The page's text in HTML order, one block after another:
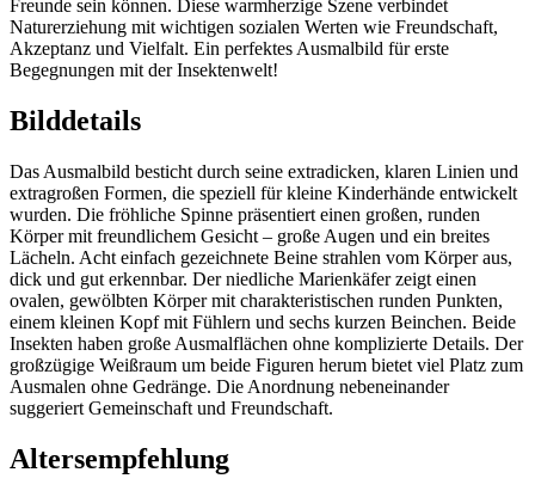
Freunde sein können. Diese warmherzige Szene verbindet
Naturerziehung mit wichtigen sozialen Werten wie Freundschaft,
Akzeptanz und Vielfalt. Ein perfektes Ausmalbild für erste
Begegnungen mit der Insektenwelt!
Bilddetails
Das Ausmalbild besticht durch seine extradicken, klaren Linien und
extragroßen Formen, die speziell für kleine Kinderhände entwickelt
wurden. Die fröhliche Spinne präsentiert einen großen, runden
Körper mit freundlichem Gesicht – große Augen und ein breites
Lächeln. Acht einfach gezeichnete Beine strahlen vom Körper aus,
dick und gut erkennbar. Der niedliche Marienkäfer zeigt einen
ovalen, gewölbten Körper mit charakteristischen runden Punkten,
einem kleinen Kopf mit Fühlern und sechs kurzen Beinchen. Beide
Insekten haben große Ausmalflächen ohne komplizierte Details. Der
großzügige Weißraum um beide Figuren herum bietet viel Platz zum
Ausmalen ohne Gedränge. Die Anordnung nebeneinander
suggeriert Gemeinschaft und Freundschaft.
Altersempfehlung